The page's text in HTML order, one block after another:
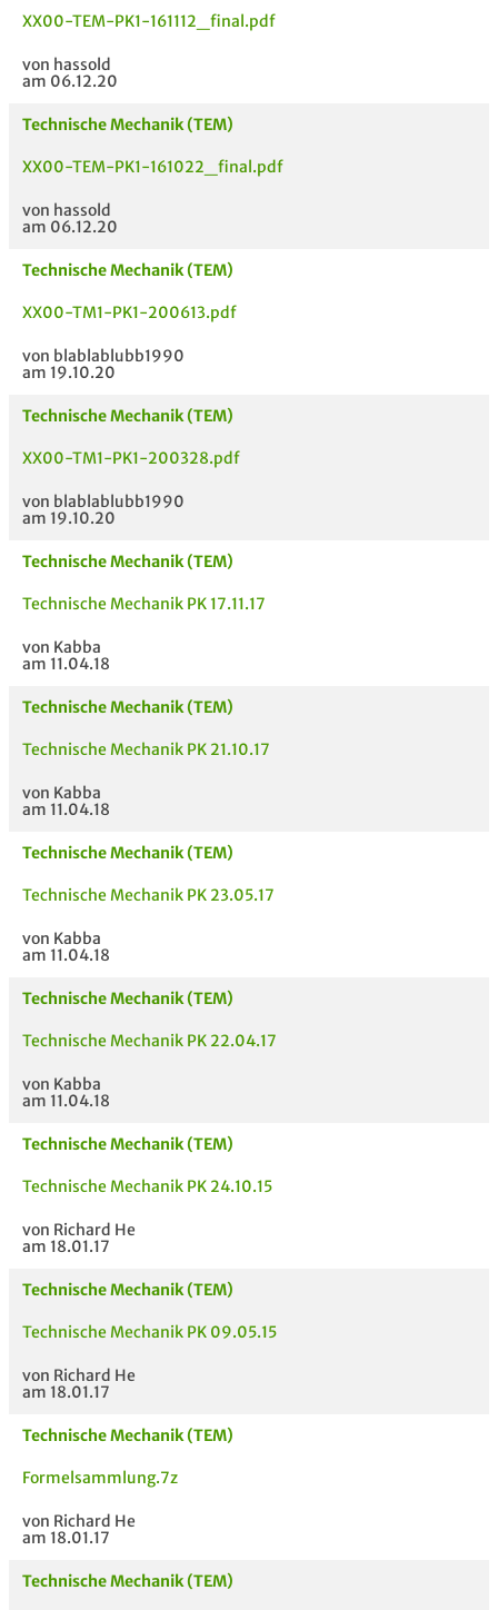
XX00-TEM-PK1-161112_final.pdf
von hassold
am 06.12.20
Technische Mechanik (TEM)
XX00-TEM-PK1-161022_final.pdf
von hassold
am 06.12.20
Technische Mechanik (TEM)
XX00-TM1-PK1-200613.pdf
von blablablubb1990
am 19.10.20
Technische Mechanik (TEM)
XX00-TM1-PK1-200328.pdf
von blablablubb1990
am 19.10.20
Technische Mechanik (TEM)
Technische Mechanik PK 17.11.17
von Kabba
am 11.04.18
Technische Mechanik (TEM)
Technische Mechanik PK 21.10.17
von Kabba
am 11.04.18
Technische Mechanik (TEM)
Technische Mechanik PK 23.05.17
von Kabba
am 11.04.18
Technische Mechanik (TEM)
Technische Mechanik PK 22.04.17
von Kabba
am 11.04.18
Technische Mechanik (TEM)
Technische Mechanik PK 24.10.15
von Richard He
am 18.01.17
Technische Mechanik (TEM)
Technische Mechanik PK 09.05.15
von Richard He
am 18.01.17
Technische Mechanik (TEM)
Formelsammlung.7z
von Richard He
am 18.01.17
Technische Mechanik (TEM)